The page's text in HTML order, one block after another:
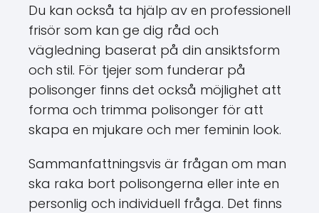
Du kan också ta hjälp av en professionell
frisör som kan ge dig råd och
vägledning baserat på din ansiktsform
och stil. För tjejer som funderar på
polisonger finns det också möjlighet att
forma och trimma polisonger för att
skapa en mjukare och mer feminin look.
Sammanfattningsvis är frågan om man
ska raka bort polisongerna eller inte en
personlig och individuell fråga. Det finns